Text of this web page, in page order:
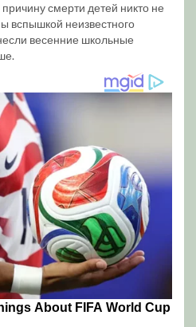
смерти детей никто не
вспышкой неизвестного
весенние школьные